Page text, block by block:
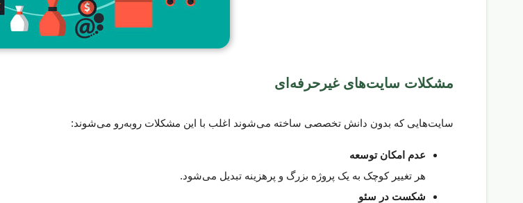
مشکلات سایت‌های غیرحرفه‌ای
سایت‌هایی که بدون دانش تخصصی ساخته می‌شوند اغلب با این مشکلات روبه‌رو می‌شوند:
عدم امکان توسعه
هر تغییر کوچک به یک پروژه بزرگ و پرهزینه تبدیل می‌شود.
شکست در سئو